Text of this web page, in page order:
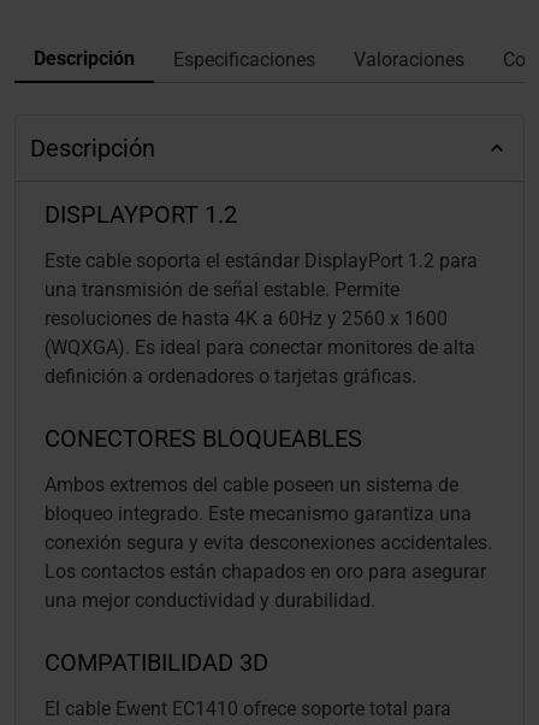
Descripción Especificaciones Valoraciones
Descripción
DISPLAYPORT 1.2
Este cable soporta el estándar DisplayPort 1.2 para
una transmisión de señal estable. Permite
resoluciones de hasta 4K a 60Hz y 2560 x 1600
(WQXGA). Es ideal para conectar monitores de alta
definición a ordenadores o tarjetas gráficas.
CONECTORES BLOQUEABLES
Ambos extremos del cable poseen un sistema de
bloqueo integrado. Este mecanismo garantiza una
conexión segura y evita desconexiones accidentales.
Los contactos están chapados en oro para asegurar
una mejor conductividad y durabilidad.
COMPATIBILIDAD 3D
El cable Ewent EC1410 ofrece soporte total para